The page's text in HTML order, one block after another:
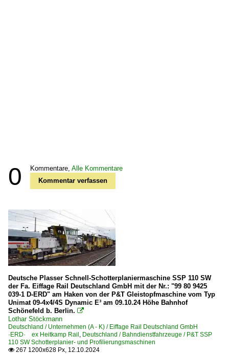
0 Kommentare, Alle Kommentare
Kommentar verfassen
Deutsche Plasser Schnell-Schotterplaniermaschine SSP 110 SW
der Fa. Eiffage Rail Deutschland GmbH mit der Nr.: "99 80 9425
039-1 D-ERD" am Haken von der P&T Gleistopfmaschine vom Typ
Unimat 09-4x4/4S Dynamic E³ am 09.10.24 Höhe Bahnhof
Schönefeld b. Berlin. 
Lothar Stöckmann
Deutschland / Unternehmen (A - K) / Eiffage Rail Deutschland GmbH
·ERD· ex Heitkamp Rail Deutschland / Bahndienstfahrzeuge / P&T SSP
110 SW Schotterplanier- und Profilierungsmaschinen
 267 1200x628 Px, 12.10.2024